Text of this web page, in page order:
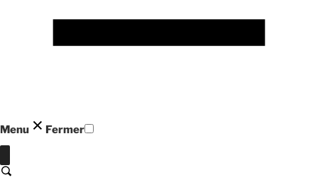
Menu Fermer
Recherche